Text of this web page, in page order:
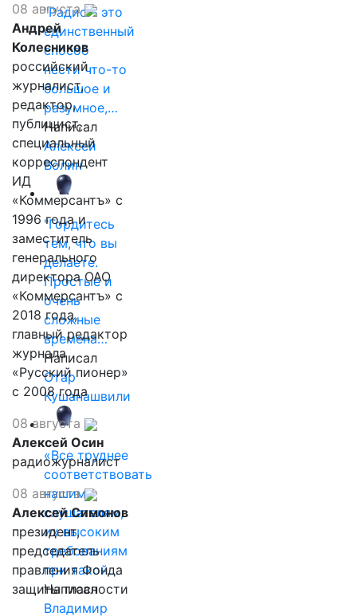
"Радио - это
единственный
способ
нести что-то
большое и
разумное,…
Написал
Алексей
Волин
"Гордитесь
тем, что вы
делаете.
Простые и
очень
сложные
времена…
Написал
Отар
Кушанашвили
«Все труднее
соответствовать
нашим
слушателям,
их высоким
требованиям
при такой…
Написал
Владимир
08 августа
Андрей
Колесников
российский
журналист,
редактор,
публицист,
специальный
корреспондент
ИД
«Коммерсантъ» с
1996 года и
заместитель
генерального
директора ОАО
«Коммерсантъ» с
2018 года,
главный редактор
журнала
«Русский пионер»
с 2008 года
08 августа
Алексей Осин
радиожурналист
08 августа
Алексей Симонов
президент,
председатель
правления Фонда
защиты гласности